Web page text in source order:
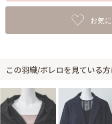
お気
この羽織/ボレロを見ている